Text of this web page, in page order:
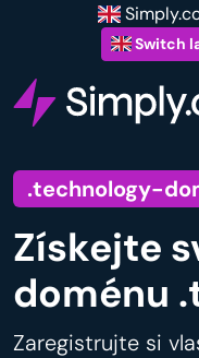
Switch
.technology-
Získejte
doménu
Zaregistrujte si